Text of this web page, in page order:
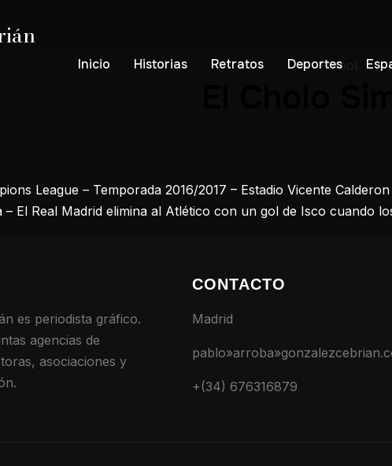
Inicio Historias Retratos Deportes
Fútbol
League – Temporada 2016/2017 – Estadio Vicente
– El Real Madrid elimina al Atlético con un gol de Isco cuando
es periodista gráfico.
agencias de
asociaciones y
CONTACTO
Madrid
+(34) 676316879